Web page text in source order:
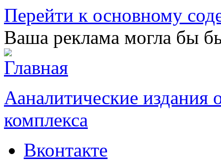
Перейти к основному
Ваша реклама могла бы
Ааналитические
комплекса
Вконтакте